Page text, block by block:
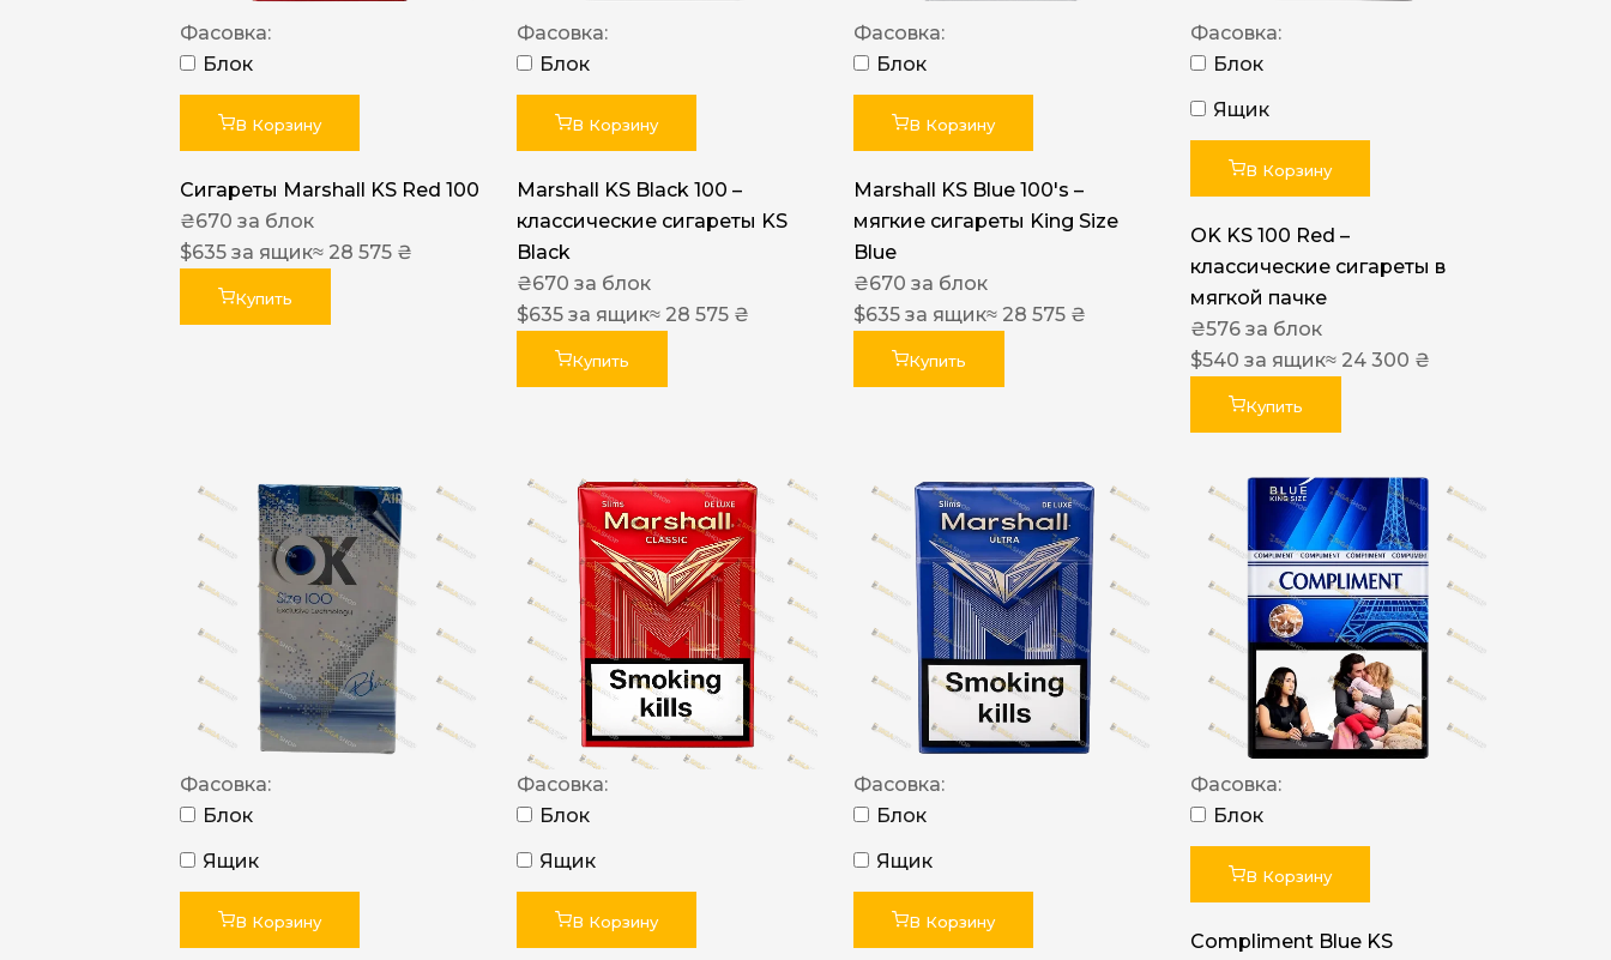
Manchester
Nistru
Leana
Montecristo
MONUS
NERO
NERO
Гуцульскі
Italian Blend 821
OSCAR
Фасовка:
Блок
В Корзину
Сигареты Marshall KS Red 100
₴670 за блок
$635 за ящик≈ 28 575 ₴
Купить
Фасовка:
Блок
В Корзину
Marshall KS Black 100 –
классические сигареты KS
Black
₴670 за блок
$635 за ящик≈ 28 575 ₴
Купить
Фасовка:
Блок
В Корзину
Marshall KS Blue 100's –
мягкие сигареты King Size
Blue
₴670 за блок
$635 за ящик≈ 28 575 ₴
Купить
Фасовка:
Блок
Ящик
В Корзину
OK KS 100 Red –
классические сигареты в
мягкой пачке
₴576 за блок
$540 за ящик≈ 24 300 ₴
Купить
Фасовка:
Блок
Ящик
В Корзину
Фасовка:
Блок
Ящик
В Корзину
Фасовка:
Блок
Ящик
В Корзину
Фасовка:
Блок
В Корзину
Compliment Blue KS